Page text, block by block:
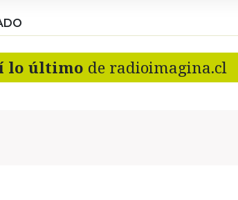
lo último de radioimagina.cl